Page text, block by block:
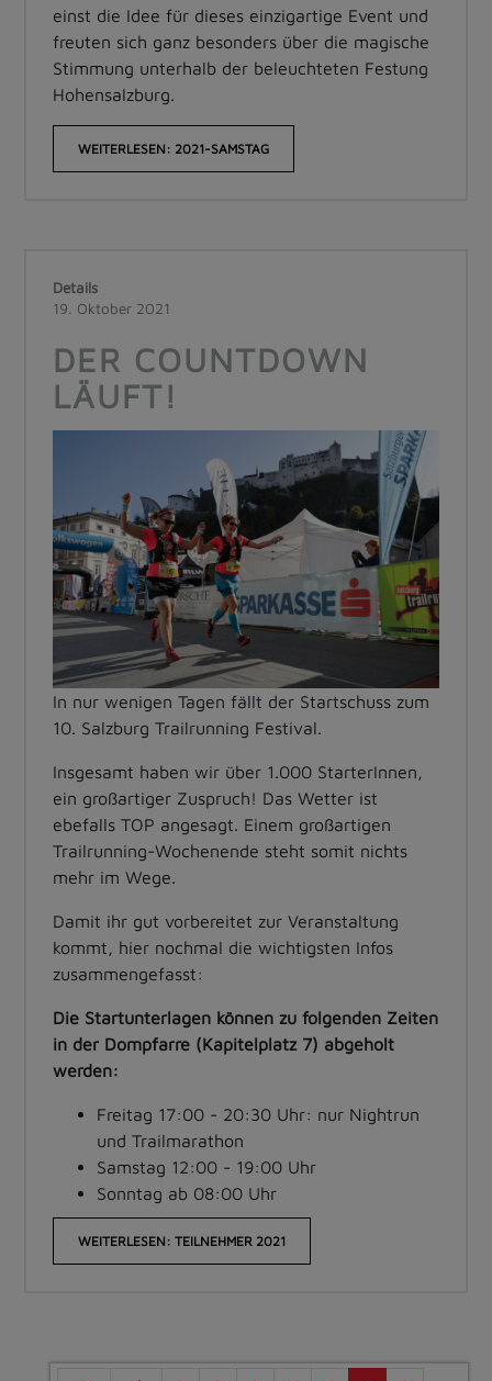
einst die Idee für dieses einzigartige Event und
freuten sich ganz besonders über die magische
Stimmung unterhalb der beleuchteten Festung
Hohensalzburg.
WEITERLESEN: 2021-SAMSTAG
Details
19. Oktober 2021
DER COUNTDOWN
LÄUFT!
In nur wenigen Tagen fällt der Startschuss zum
10. Salzburg Trailrunning Festival.
Insgesamt haben wir über 1.000 StarterInnen,
ein großartiger Zuspruch! Das Wetter ist
ebefalls TOP angesagt. Einem großartigen
Trailrunning-Wochenende steht somit nichts
mehr im Wege.
Damit ihr gut vorbereitet zur Veranstaltung
kommt, hier nochmal die wichtigsten Infos
zusammengefasst:
Die Startunterlagen können zu folgenden Zeiten
in der Dompfarre (Kapitelplatz 7) abgeholt
werden:
Freitag 17:00 - 20:30 Uhr: nur Nightrun
und Trailmarathon
Samstag 12:00 - 19:00 Uhr
Sonntag ab 08:00 Uhr
WEITERLESEN: TEILNEHMER 2021